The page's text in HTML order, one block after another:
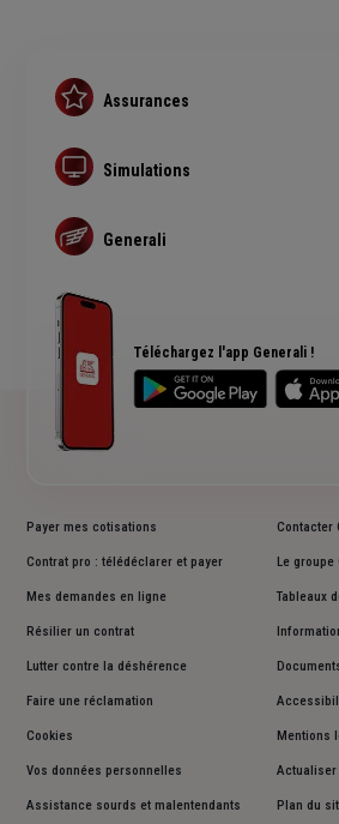
Téléchargez l'app Generali !
Assurances
Assurance habitation
Assurance prêt immobilier
Complémentaire santé senior
Simulations
Devis assurance habitation
Simulation assurance de prêt immobilier
Generali
Rendements fonds euros Generali
Accessibilité sourds et malentendants
Avis clients Generali
Payer mes cotisations
Contrat pro : télédéclarer et payer
Mes demandes en ligne
Résilier un contrat
Lutter contre la déshérence
Faire une réclamation
Contacter
Le groupe
Tableaux
Cookies Mentions
Vos données personnelles Actualiser
Assistance sourds et malentendants Plan du